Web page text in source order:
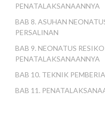
PENATALAKSANAANNYA
BAB 8. ASUHAN
PERSALINAN
BAB 9. NEONATUS
PENATALAKSANAANNYA
BAB 10. TEKNIK
BAB 11.